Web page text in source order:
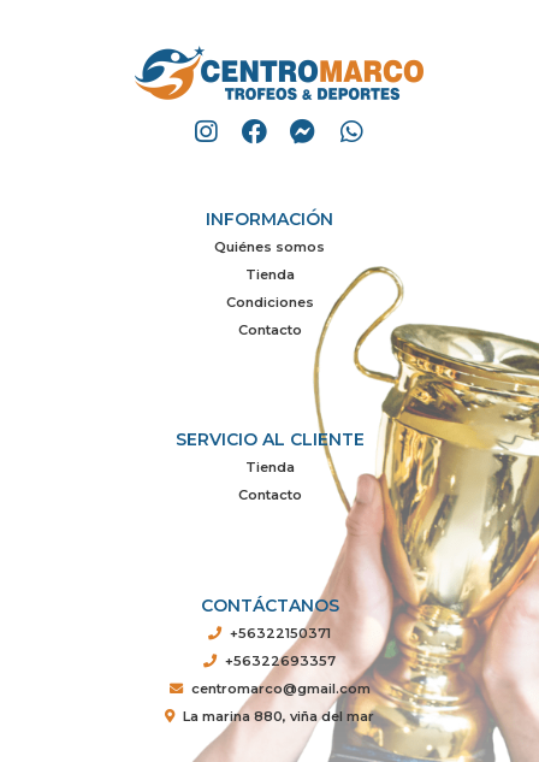
INFORMACIÓN
Quiénes somos
Tienda
Condiciones
Contacto
SERVICIO AL CLIENTE
Tienda
Contacto
CONTÁCTANOS
+56322150371
+56322693357
centromarco@gmail.com
La marina 880, viña del mar